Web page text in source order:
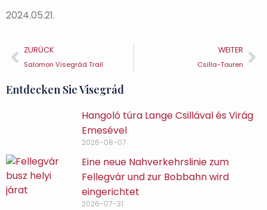
2024.05.21.
ZURÜCK
Salomon Visegrád Trail
WEITER
Csilla-Touren
Entdecken Sie Visegrád
Hangoló túra Lange Csillával és Virág
Emesével
2026-08-07
Eine neue Nahverkehrslinie zum
Fellegvár und zur Bobbahn wird
eingerichtet
2026-07-31